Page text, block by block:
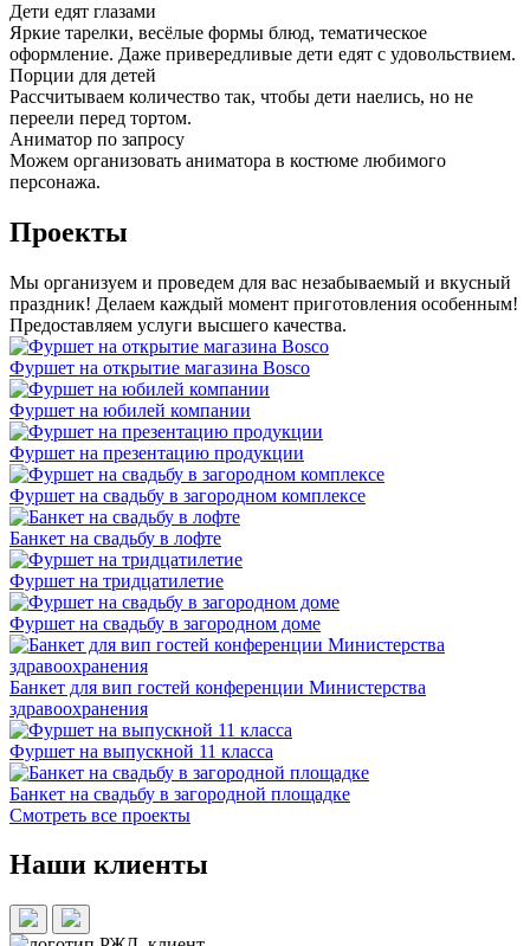
Дети едят глазами
Яркие тарелки, весёлые формы блюд, тематическое
оформление. Даже привередливые дети едят с удовольствием.
Порции для детей
Рассчитываем количество так, чтобы дети наелись, но не
переели перед тортом.
Аниматор по запросу
Можем организовать аниматора в костюме любимого
персонажа.
Проекты
Мы организуем и проведем для вас незабываемый и вкусный
праздник! Делаем каждый момент приготовления особенным!
Предоставляем услуги высшего качества.
Фуршет на открытие магазина Bosco
Фуршет на юбилей компании
Фуршет на презентацию продукции
Фуршет на свадьбу в загородном комплексе
Банкет на свадьбу в лофте
Фуршет на тридцатилетие
Фуршет на свадьбу в загородном доме
Банкет для вип гостей конференции Министерства
здравоохранения
Фуршет на выпускной 11 класса
Банкет на свадьбу в загородной площадке
Смотреть все проекты
Наши клиенты